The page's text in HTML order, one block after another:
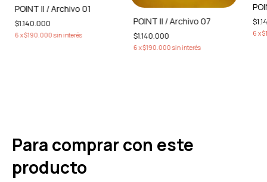
POINT II / Archivo 01
$1.140.000
6 x$190.000 sin interés
POINT II / Archivo 07
$1.140.000
6 x$190.000 sin interés
6 x
Para comprar con este
producto